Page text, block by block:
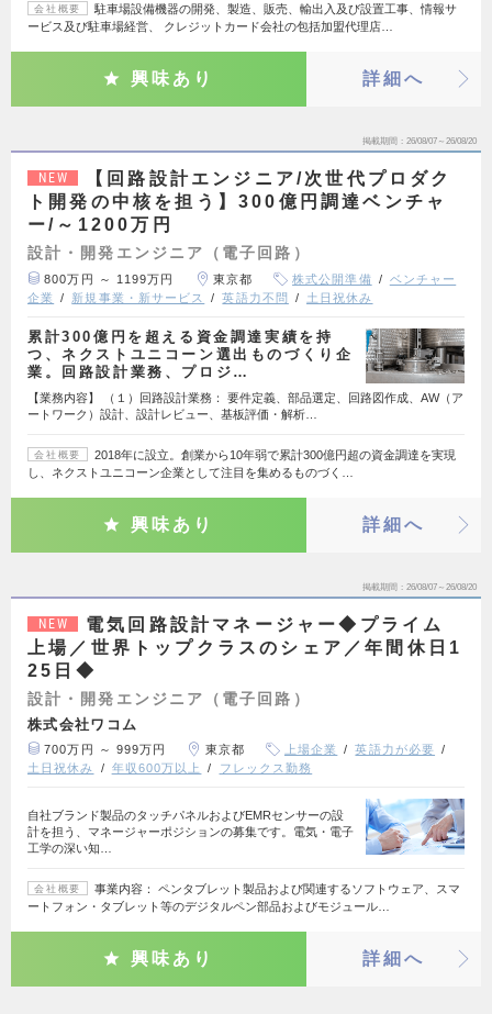
会社概要
駐車場設備機器の開発、製造、販売、輸出入及び設置工事、情報サ
ービス及び駐車場経営、 クレジットカード会社の包括加盟代理店…
興味あり 詳細へ
掲載期間 26/08/07～26/08/20
NEW
【回路設計エンジニア/次世代プロダク
ト開発の中核を担う】300億円調達ベンチャ
ー/～1200万円
設計・開発エンジニア（電子回路）
800万円 ～ 1199万円 東京都 株式公開準備
ベンチャー
企業
新規事業・新サービス 英語力不問 土日祝休み
累計300億円を超える資金調達実績を持
つ、ネクストユニコーン選出ものづくり企
業。回路設計業務、プロジ…
【業務内容】 （１）回路設計業務： 要件定義、部品選定、回路図作成、AW（ア
ートワーク）設計、設計レビュー、基板評価・解析…
会社概要
2018年に設立。創業から10年弱で累計300億円超の資金調達を実現
し、ネクストユニコーン企業として注目を集めるものづく…
興味あり 詳細へ
掲載期間 26/08/07～26/08/20
NEW
電気回路設計マネージャー◆プライム
上場／世界トップクラスのシェア／年間休日1
25日◆
設計・開発エンジニア（電子回路）
株式会社ワコム
700万円 ～ 999万円 東京都 上場企業
英語力が必要
土日祝休み
年収600万以上 フレックス勤務
自社ブランド製品のタッチパネルおよびEMRセンサーの設
計を担う、マネージャーポジションの募集です。電気・電子
工学の深い知…
会社概要
事業内容： ペンタブレット製品および関連するソフトウェア、スマ
ートフォン・タブレット等のデジタルペン部品およびモジュール…
興味あり 詳細へ